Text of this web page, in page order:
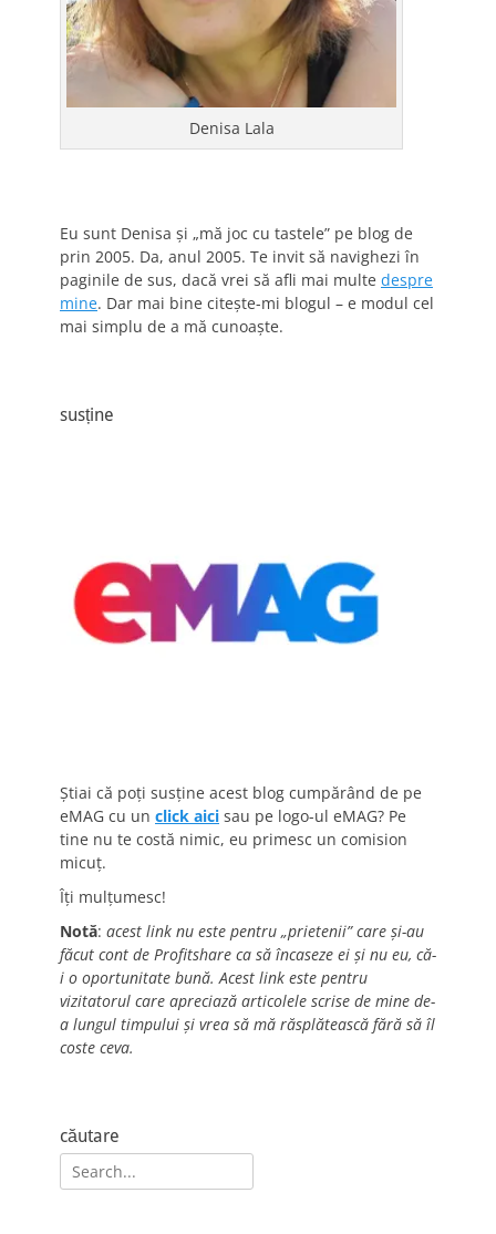
Denisa Lala
Eu sunt Denisa și „mă joc cu tastele” pe blog de
prin 2005. Da, anul 2005. Te invit să navighezi în
paginile de sus, dacă vrei să afli mai multe despre
mine. Dar mai bine citește-mi blogul – e modul cel
mai simplu de a mă cunoaște.
susține
Știai că poți susține acest blog cumpărând de pe
eMAG cu un click aici sau pe logo-ul eMAG? Pe
tine nu te costă nimic, eu primesc un comision
micuț.
Îți mulțumesc!
Notă: acest link nu este pentru „prietenii” care și-au
făcut cont de Profitshare ca să încaseze ei și nu eu, că-
i o oportunitate bună. Acest link este pentru
vizitatorul care apreciază articolele scrise de mine de-
a lungul timpului și vrea să mă răsplătească fără să îl
coste ceva.
căutare
Search
for: